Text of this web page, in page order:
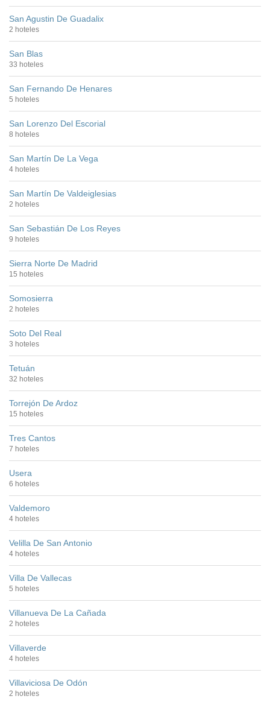
San Agustin De Guadalix
2 hoteles
San Blas
33 hoteles
San Fernando De Henares
5 hoteles
San Lorenzo Del Escorial
8 hoteles
San Martín De La Vega
4 hoteles
San Martín De Valdeiglesias
2 hoteles
San Sebastián De Los Reyes
9 hoteles
Sierra Norte De Madrid
15 hoteles
Somosierra
2 hoteles
Soto Del Real
3 hoteles
Tetuán
32 hoteles
Torrejón De Ardoz
15 hoteles
Tres Cantos
7 hoteles
Usera
6 hoteles
Valdemoro
4 hoteles
Velilla De San Antonio
4 hoteles
Villa De Vallecas
5 hoteles
Villanueva De La Cañada
2 hoteles
Villaverde
4 hoteles
Villaviciosa De Odón
2 hoteles